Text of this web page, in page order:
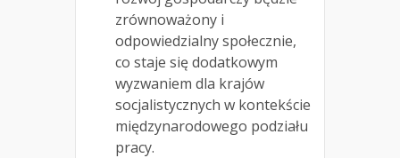
zrównoważony i
odpowiedzialny społecznie,
co staje się dodatkowym
wyzwaniem dla krajów
socjalistycznych w kontekście
międzynarodowego podziału
pracy.